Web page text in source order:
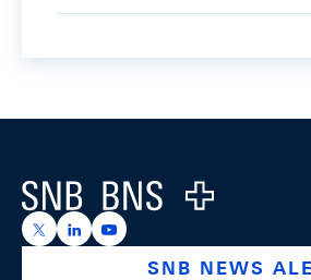
Logo
https://x.com/snb_bns
https://ch.linkedin.com/
https://
SNB NEWS